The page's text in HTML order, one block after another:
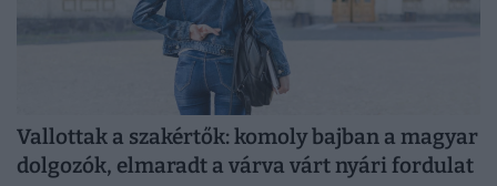
Vallottak a szakértők: komoly bajban a magyar
dolgozók, elmaradt a várva várt nyári fordulat